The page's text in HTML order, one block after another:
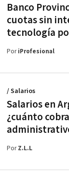
Banco
cuotas sin
tecnología
PoriProfesional
Salarios en
¿cuánto
/ Salarios
PorZ.L.L